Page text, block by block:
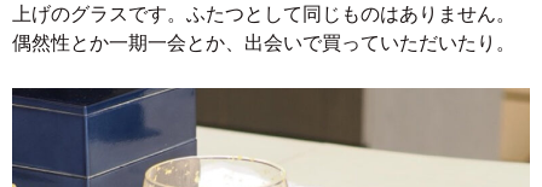
上げのグラスです。ふたつとして同じものはありません。
偶然性とか一期一会とか、出会いで買っていただいたり。